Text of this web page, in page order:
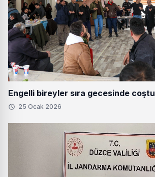
Engelli bireyler sıra gecesinde coştu
25 Ocak 2026